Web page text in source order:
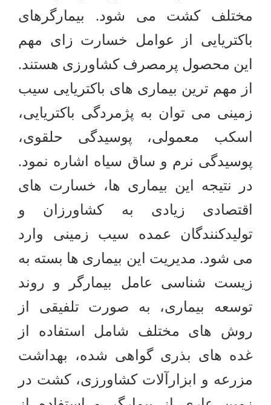
مختلف کشت می شود. بیمارگرهای
باکتریایی از عوامل خسارت زای مهم
این محصول پرمصرف کشاورزی هستند.
از مهم ترین بیماری های باکتریایی سیب
زمینی می توان به پژمردگی باکتریایی،
اسکب معمولی، پوسیدگی حلقوی،
پوسیدگی نرم و ساق سیاه اشاره نمود.
در نتیجه این بیماری ها، خسارت های
اقتصادی زیادی به کشاورزان و
تولیدکنندگان عمده سیب زمینی وارد
می شود. مدیریت این بیماری ها بسته به
زیست شناسی عامل بیمارگر و روند
توسعه بیماری، به صورت تلفیقی از
روش های مختلف شامل استفاده از
غده های بذری گواهی شده، بهداشت
مزرعه و ابزارآلات کشاورزی، کشت در